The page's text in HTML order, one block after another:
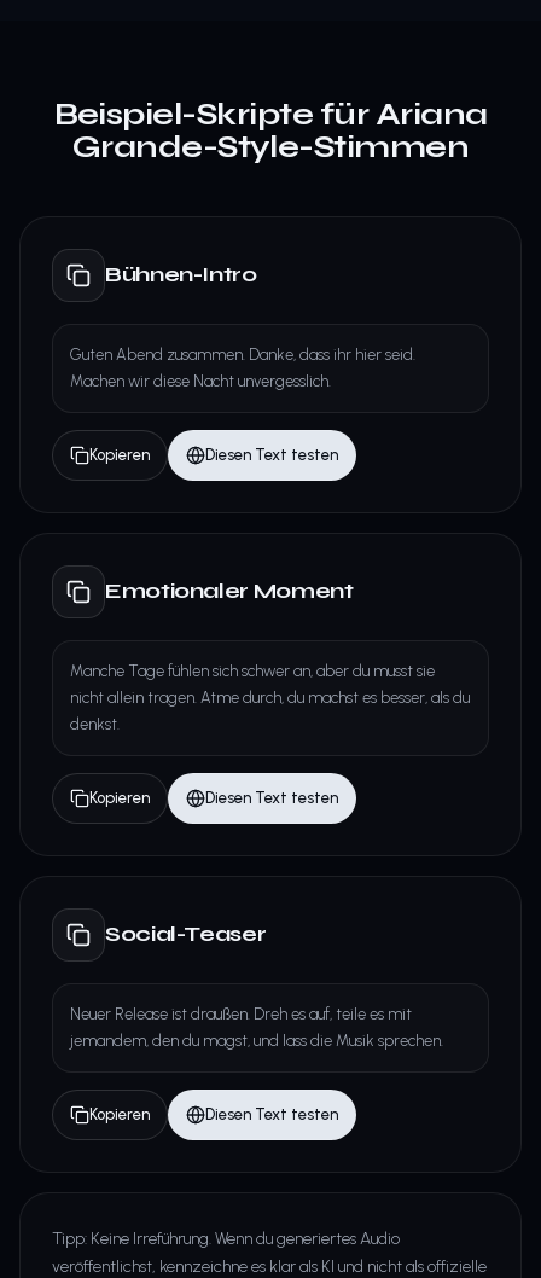
Beispiel-Skripte für Ariana
Grande-Style-Stimmen
Bühnen-Intro
Guten Abend zusammen. Danke, dass ihr hier seid.
Machen wir diese Nacht unvergesslich.
Kopieren Diesen Text testen
Emotionaler Moment
Manche Tage fühlen sich schwer an, aber du musst sie
nicht allein tragen. Atme durch, du machst es besser, als du
denkst.
Kopieren Diesen Text testen
Social-Teaser
Neuer Release ist draußen. Dreh es auf, teile es mit
jemandem, den du magst, und lass die Musik sprechen.
Kopieren Diesen Text testen
Tipp: Keine Irreführung. Wenn du generiertes Audio
veröffentlichst, kennzeichne es klar als KI und nicht als offizielle